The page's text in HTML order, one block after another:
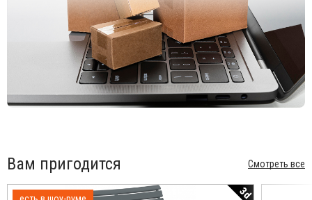
Вам пригодится Смотреть все
3d